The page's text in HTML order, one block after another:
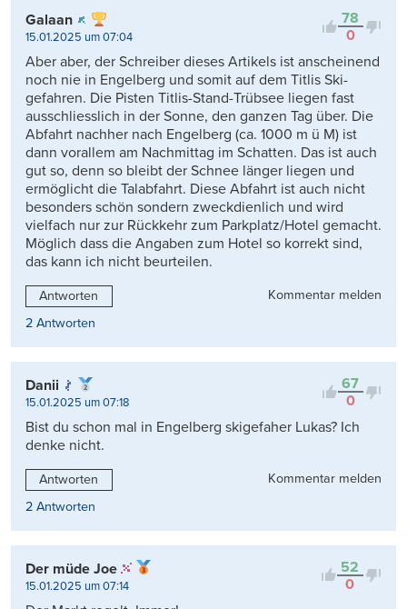
78
0
Galaan
15.01.2025 um 07:04
Aber aber, der Schreiber dieses Artikels ist anscheinend
noch nie in Engelberg und somit auf dem Titlis Ski-
gefahren. Die Pisten Titlis-Stand-Trübsee liegen fast
ausschliesslich in der Sonne, den ganzen Tag über. Die
Abfahrt nachher nach Engelberg (ca. 1000 m ü M) ist
dann vorallem am Nachmittag im Schatten. Das ist auch
gut so, denn so bleibt der Schnee länger liegen und
ermöglicht die Talabfahrt. Diese Abfahrt ist auch nicht
besonders schön sondern zweckdienlich und wird
vielfach nur zur Rückkehr zum Parkplatz/Hotel gemacht.
Möglich dass die Angaben zum Hotel so korrekt sind,
das kann ich nicht beurteilen.
Antworten
Kommentar melden
2 Antworten
67
0
Danii
15.01.2025 um 07:18
Bist du schon mal in Engelberg skigefaher Lukas? Ich
denke nicht.
Antworten
Kommentar melden
2 Antworten
52
0
Der müde Joe
15.01.2025 um 07:14